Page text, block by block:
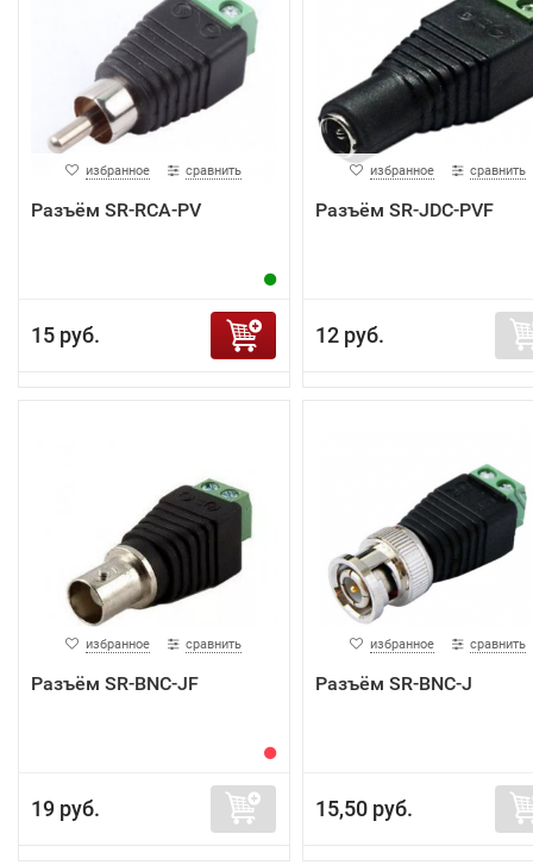
избранное сравнить
Разъём SR-RCA-PV
15 руб.
избранное сравнить
Разъём SR-JDC-PVF
12 руб.
избранное сравнить
Разъём SR-BNC-JF
19 руб.
избранное сравнить
Разъём SR-BNC-J
15,50 руб.